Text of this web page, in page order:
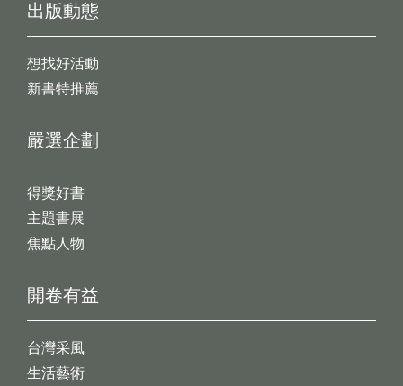
出版動態
想找好活動
新書特推薦
開卷有益
台灣采風
生活藝術
嚴選企劃
得獎好書
主題書展
焦點人物